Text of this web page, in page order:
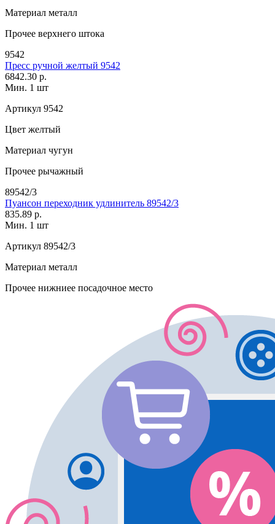
Материал металл
Прочее верхнего штока
9542
Пресс ручной желтый 9542
6842.30 р.
Мин. 1 шт
Артикул 9542
Цвет желтый
Материал чугун
Прочее рычажный
89542/3
Пуансон переходник удлинитель 89542/3
835.89 р.
Мин. 1 шт
Артикул 89542/3
Материал металл
Прочее нижниее посадочное место